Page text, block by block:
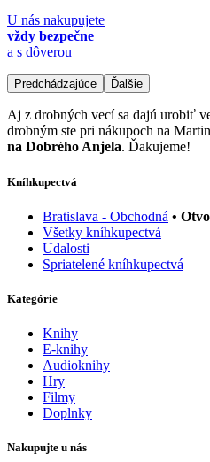
U nás nakupujete
vždy bezpečne
a s dôverou
Predchádzajúce Ďalšie
Aj z drobných vecí sa dajú urobiť
drobným ste pri nákupoch na
na Dobrého Anjela. Ďakujeme!
Kníhkupectvá
Bratislava - Obchodná •
Všetky kníhkupectvá
Udalosti
Spriatelené kníhkupectvá
Kategórie
Knihy
E-knihy
Audioknihy
Hry
Filmy
Doplnky
Nakupujte u nás